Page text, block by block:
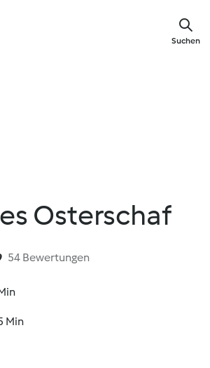
Suchen
Osterschaf
54 Bewertungen
Min